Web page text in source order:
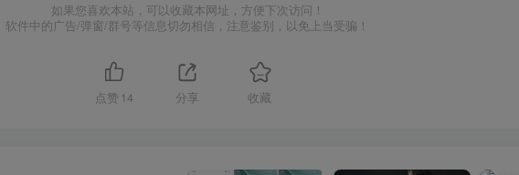
如果您喜欢本站，可以收藏本网址，方便下次访问！
软件中的广告/弹窗/群号等信息切勿相信，注意鉴别，以免上当受骗！
点赞 14 分享 收藏